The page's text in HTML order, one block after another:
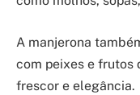
A manjerona
com peixes e frutos
frescor e elegância.